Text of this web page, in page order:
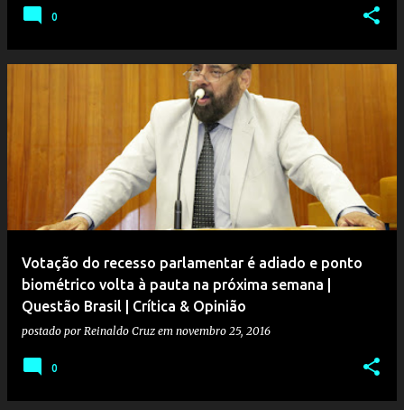
0
Votação do recesso parlamentar é adiado e ponto
biométrico volta à pauta na próxima semana |
Questão Brasil | Crítica & Opinião
postado por Reinaldo Cruz em novembro 25, 2016
0